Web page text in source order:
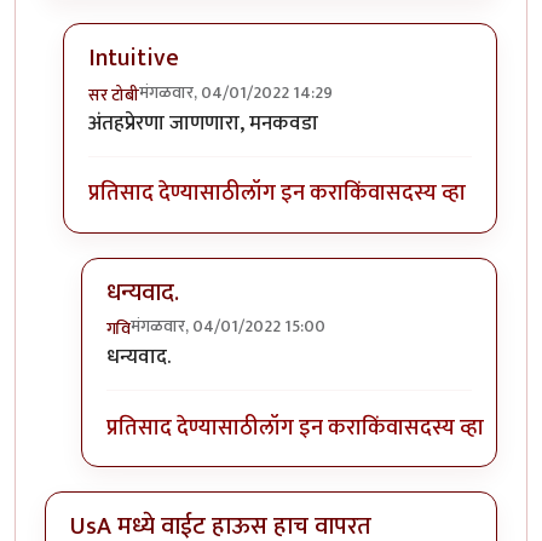
Intuitive
सर टोबीमंगळवार, 04/01/2022 14:29
In reply toगेले ते दिवस. राहिल्या त्या
अंतहप्रेरणा जाणणारा, मनकवडा
प्रतिसाद देण्यासाठीलॉग इन कराकिंवासदस्य व्हा
धन्यवाद.
गविमंगळवार, 04/01/2022 15:00
In reply to
धन्यवाद.
प्रतिसाद देण्यासाठीलॉग इन कराकिंवासदस्य व्हा
UsA मध्ये वाईट हाऊस हाच वापरत